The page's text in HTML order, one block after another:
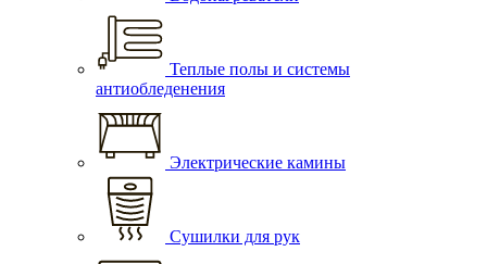
Теплые полы и системы
антиобледенения
Электрические камины
Сушилки для рук